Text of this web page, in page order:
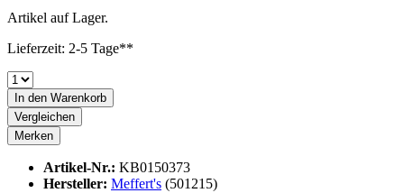
Artikel auf Lager.
Lieferzeit: 2-5 Tage**
In den Warenkorb
Vergleichen
Merken
Artikel-Nr.: KB0150373
Hersteller: Meffert's (501215)